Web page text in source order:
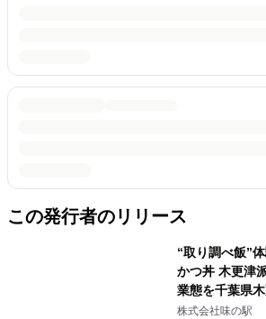
この発行者のリリース
“取り調べ飯”
かつ丼 木更津
業態を千葉県
プン！
株式会社味の駅